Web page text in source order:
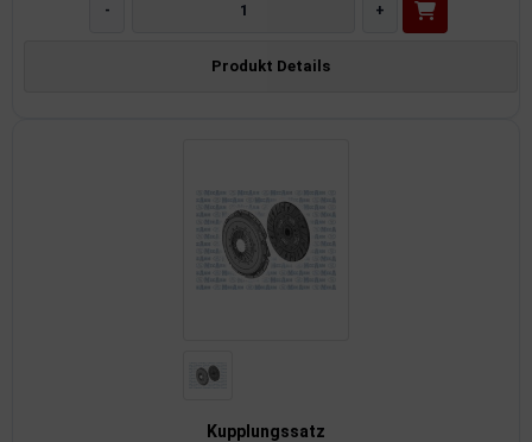
- +
Produkt Details
Kupplungssatz